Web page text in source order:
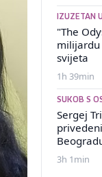
IZUZETAN
"The
milijardu
svijeta
1h 39min
SUKOB S
Sergej
3h 1min